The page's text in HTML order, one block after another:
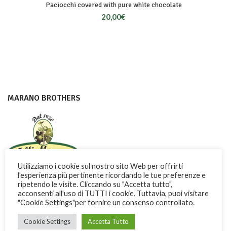
Paciocchi covered with pure white chocolate
20,00€
MARANO BROTHERS
Con dedizione e passione i Fratelli Marano fanno conoscere nel
mondo una dolce ricchezza di Calabria
Via Garibaldi, 3 -13 - 87032 Amantea (CS) ITALY
Phone: + 39 0982.41277
Utilizziamo i cookie sul nostro sito Web per offrirti
l'esperienza più pertinente ricordando le tue preferenze e
ripetendo le visite. Cliccando su "Accetta tutto",
acconsenti all'uso di TUTTI i cookie. Tuttavia, puoi visitare
"Cookie Settings"per fornire un consenso controllato.
Cookie Settings Accetta Tutto